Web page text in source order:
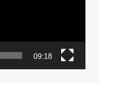
09:18